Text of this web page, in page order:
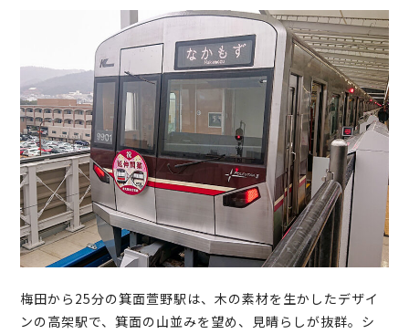
梅田から25分の箕面萱野駅は、木の素材を生かしたデザイ
ンの高架駅で、箕面の山並みを望め、見晴らしが抜群。シ